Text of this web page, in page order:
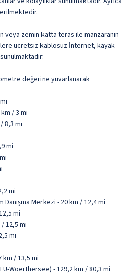
veya zemin katta teras ile manzaranın
ücretsiz kablosuz İnternet, kayak
değerine yuvarlanarak
/ 3 mi
8,3 mi
mi
mi
Merkezi - 20 km / 12,4 mi
mi
12,5 mi
mi
km / 13,5 mi
Woerthersee) - 129,2 km / 80,3 mi